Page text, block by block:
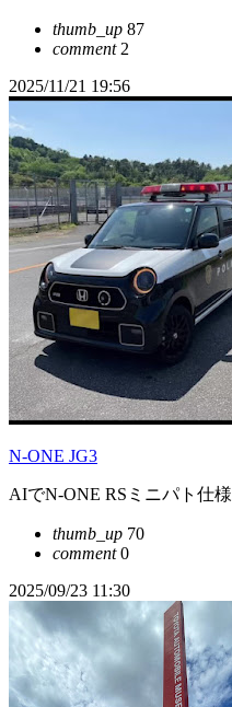
thumb_up 87
comment2
2025/11/21 19:56
N-ONE JG3
AIでN-ONE RSミニパト仕様
thumb_up 70
comment0
2025/09/23 11:30